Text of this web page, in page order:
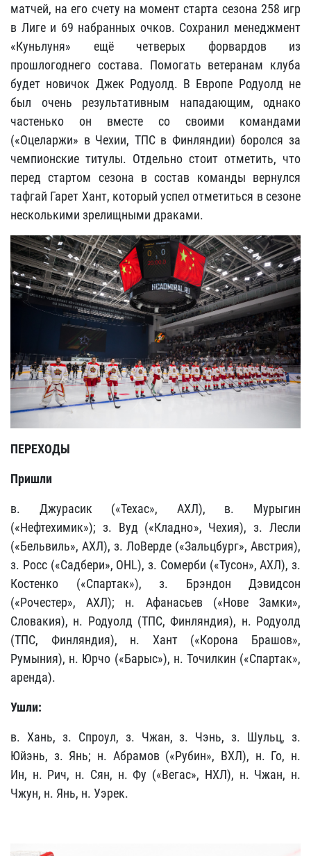
матчей, на его счету на момент старта сезона 258 игр
в Лиге и 69 набранных очков. Сохранил менеджмент
«Куньлуня» ещё четверых форвардов из
прошлогоднего состава. Помогать ветеранам клуба
будет новичок Джек Родуолд. В Европе Родуолд не
был очень результативным нападающим, однако
частенько он вместе со своими командами
(«Оцеларжи» в Чехии, ТПС в Финляндии) боролся за
чемпионские титулы. Отдельно стоит отметить, что
перед стартом сезона в состав команды вернулся
тафгай Гарет Хант, который успел отметиться в сезоне
несколькими зрелищными драками.
ПЕРЕХОДЫ
Пришли
в. Джурасик («Техас», АХЛ), в. Мурыгин
(«Нефтехимик»); з. Вуд («Кладно», Чехия), з. Лесли
(«Бельвиль», АХЛ), з. ЛоВерде («Зальцбург», Австрия),
з. Росс («Садбери», OHL), з. Сомерби («Тусон», АХЛ), з.
Костенко («Спартак»), з. Брэндон Дэвидсон
(«Рочестер», АХЛ); н. Афанасьев («Нове Замки»,
Словакия), н. Родуолд (ТПС, Финляндия), н. Родуолд
(ТПС, Финляндия), н. Хант («Корона Брашов»,
Румыния), н. Юрчо («Барыс»), н. Точилкин («Спартак»,
аренда).
Ушли:
в. Хань, з. Спроул, з. Чжан, з. Чэнь, з. Шульц, з.
Юйэнь, з. Янь; н. Абрамов («Рубин», ВХЛ), н. Го, н.
Ин, н. Рич, н. Сян, н.Фу («Вегас», НХЛ), н. Чжан, н.
Чжун, н. Янь, н. Уэрек.